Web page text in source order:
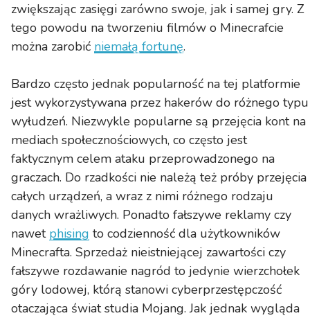
zwiększając zasięgi zarówno swoje, jak i samej gry. Z
tego powodu na tworzeniu filmów o Minecrafcie
można zarobić niemałą fortunę.
Bardzo często jednak popularność na tej platformie
jest wykorzystywana przez hakerów do różnego typu
wyłudzeń. Niezwykle popularne są przejęcia kont na
mediach społecznościowych, co często jest
faktycznym celem ataku przeprowadzonego na
graczach. Do rzadkości nie należą też próby przejęcia
całych urządzeń, a wraz z nimi różnego rodzaju
danych wrażliwych. Ponadto fałszywe reklamy czy
nawet phising to codzienność dla użytkowników
Minecrafta. Sprzedaż nieistniejącej zawartości czy
fałszywe rozdawanie nagród to jedynie wierzchołek
góry lodowej, którą stanowi cyberprzestępczość
otaczająca świat studia Mojang. Jak jednak wygląda